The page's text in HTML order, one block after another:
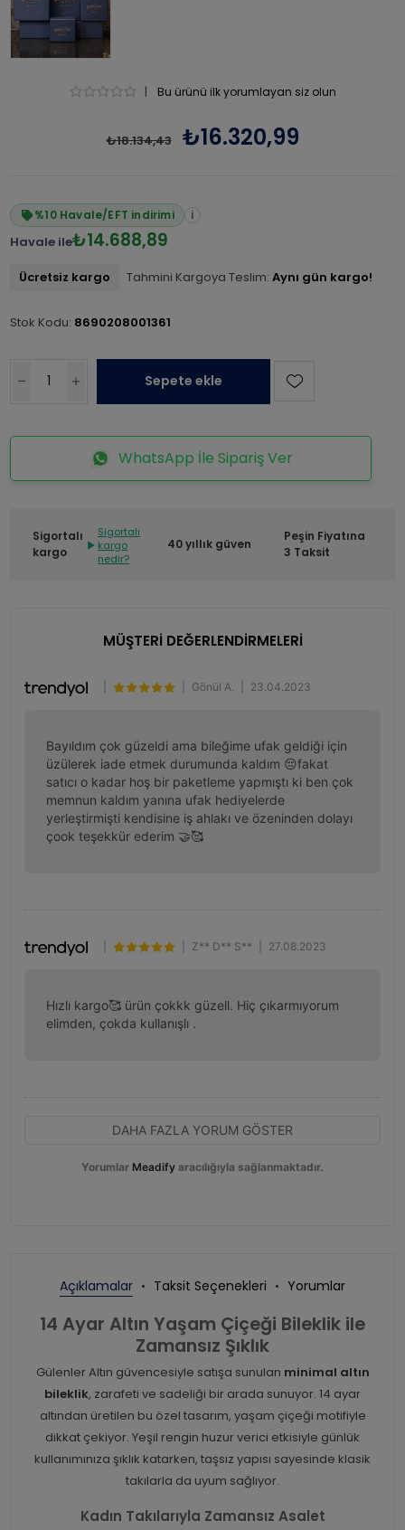
| Bu ürünü ilk yorumlayan siz olun
₺18.134,43 ₺16.320,99
%10 Havale/EFT indirimi i
Havale ile₺14.688,89
Ücretsiz kargo Tahmini Kargoya Teslim: Aynı gün kargo!
Stok Kodu: 8690208001361
Sepete ekle
WhatsApp İle Sipariş Ver
Sigortalı
kargo
Sigortalı
kargo
nedir?
40 yıllık güven
Peşin Fiyatına
3 Taksit
MÜŞTERİ DEĞERLENDİRMELERİ
Gönül A. 23.04.2023
Bayıldım çok güzeldi ama bileğime ufak geldiği için
üzülerek iade etmek durumunda kaldım 😔fakat
satıcı o kadar hoş bir paketleme yapmıştı ki ben çok
memnun kaldım yanına ufak hediyelerde
yerleştirmişti kendisine iş ahlakı ve özeninden dolayı
çook teşekkür ederim 🤝🥰
Z** D** S** 27.08.2023
Hızlı kargo🥰 ürün çokkk güzell. Hiç çıkarmıyorum
elimden, çokda kullanışlı .
DAHA FAZLA YORUM GÖSTER
Yorumlar Meadify aracılığıyla sağlanmaktadır.
Açıklamalar Taksit Seçenekleri Yorumlar
14 Ayar Altın Yaşam Çiçeği Bileklik ile
Zamansız Şıklık
Gülenler Altın güvencesiyle satışa sunulan minimal altın
bileklik, zarafeti ve sadeliği bir arada sunuyor. 14 ayar
altından üretilen bu özel tasarım, yaşam çiçeği motifiyle
dikkat çekiyor. Yeşil rengin huzur verici etkisiyle günlük
kullanımınıza şıklık katarken, taşsız yapısı sayesinde klasik
takılarla da uyum sağlıyor.
Kadın Takılarıyla Zamansız Asalet